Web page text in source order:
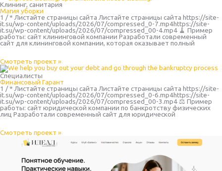
Клининг, санитария
Магия уборки
1 / * Листайте страницы сайта Листайте страницы сайта https://site-
it.su/wp-content/uploads/2026/07/compressed_0-7.mp4https://site-
it.su/wp-content/uploads/2026/07/compressed_00-4.mp4 🧹 Пример
работы: сайт клининговой компании Разработали современный
сайт для клининговой компании, которая оказывает полный
Смотреть проект »
Специалисты
Финансовый Гарант
1 / * Листайте страницы сайта Листайте страницы сайта https://site-
it.su/wp-content/uploads/2026/07/compressed_0-6.mp4https://site-
it.su/wp-content/uploads/2026/07/compressed_00-3.mp4 ⚖️ Пример
работы: сайт юридической компании по банкротству физических
лиц Разработали современный сайт для юридической
Смотреть проект »